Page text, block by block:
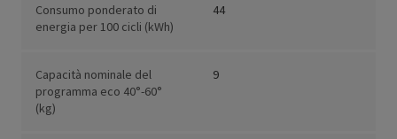
Consumo ponderato di
energia per 100 cicli (kWh)
44
Capacità nominale del
programma eco 40°-60°
(kg)
9